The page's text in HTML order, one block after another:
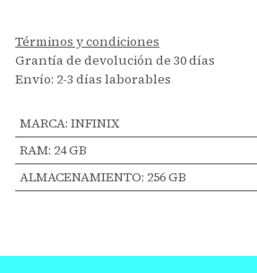
Términos y condiciones
Grantía de devolución de 30 días
Envío: 2-3 días laborables
MARCA: INFINIX
RAM: 24 GB
ALMACENAMIENTO: 256 GB